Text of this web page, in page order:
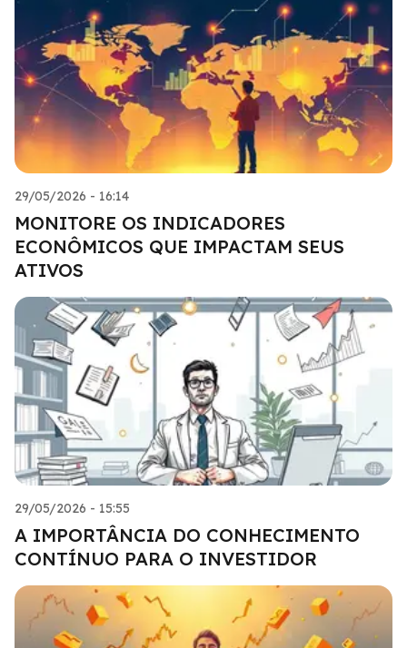
29/05/2026 - 16:14
MONITORE OS INDICADORES
ECONÔMICOS QUE IMPACTAM SEUS
ATIVOS
29/05/2026 - 15:55
A IMPORTÂNCIA DO CONHECIMENTO
CONTÍNUO PARA O INVESTIDOR